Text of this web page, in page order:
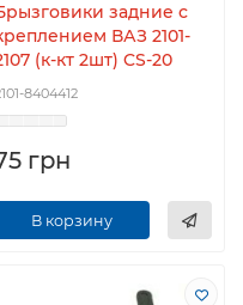
задние с
ВАЗ 2101-
(к-кт 2шт) CS-20
8404412
грн
В корзину